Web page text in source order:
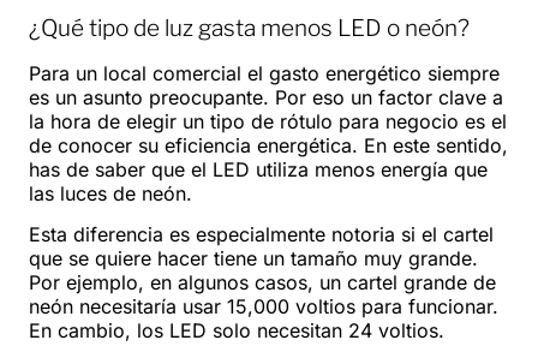
¿Qué tipo de luz gasta menos LED o neón?
Para un local comercial el gasto energético siempre
es un asunto preocupante. Por eso un factor clave a
la hora de elegir un tipo de rótulo para negocio es el
de conocer su eficiencia energética. En este sentido,
has de saber que el LED utiliza menos energía que
las luces de neón.
Esta diferencia es especialmente notoria si el cartel
que se quiere hacer tiene un tamaño muy grande.
Por ejemplo, en algunos casos, un cartel grande de
neón necesitaría usar 15,000 voltios para funcionar.
En cambio, los LED solo necesitan 24 voltios.